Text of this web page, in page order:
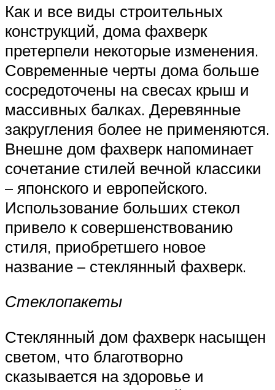
Как и все виды строительных
конструкций, дома фахверк
претерпели некоторые изменения.
Современные черты дома больше
сосредоточены на свесах крыш и
массивных балках. Деревянные
закругления более не применяются.
Внешне дом фахверк напоминает
сочетание стилей вечной классики
– японского и европейского.
Использование больших стекол
привело к совершенствованию
стиля, приобретшего новое
название – стеклянный фахверк.
Стеклопакеты
Стеклянный дом фахверк насыщен
светом, что благотворно
сказывается на здоровье и